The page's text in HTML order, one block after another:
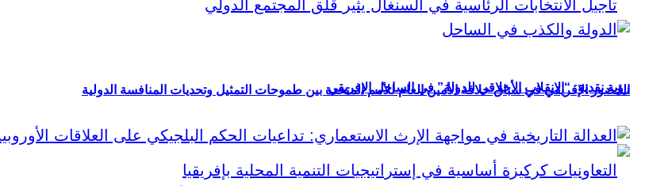
الحضور الإفريقي في سباق خلافة الأمين العام للأمم المتحدة بين طموحات التمثيل وتحديات المنافسة الدولية
رؤية نقدية: “الانقلاب الأخلاقي للدولة” في الساحل الإفريقي